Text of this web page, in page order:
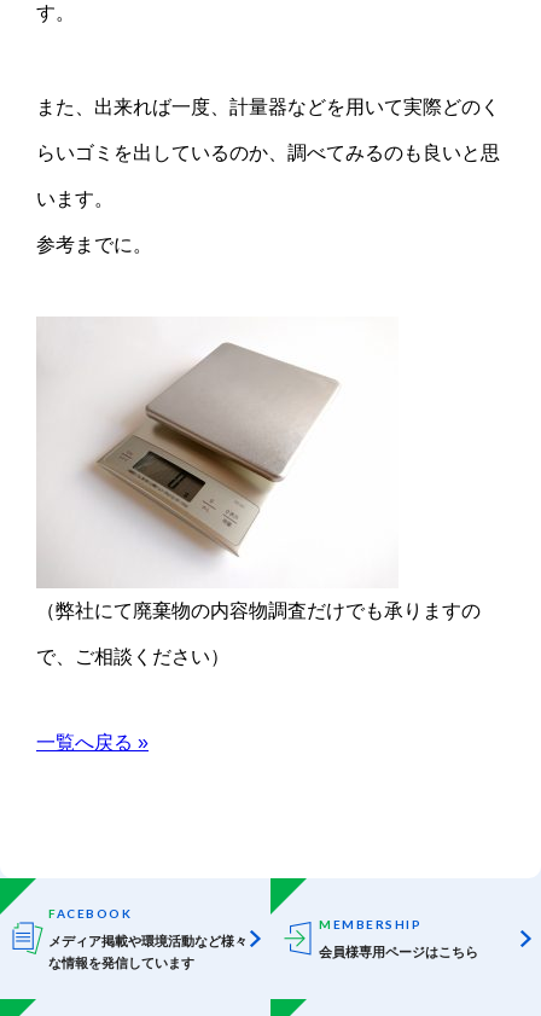
す。
また、出来れば一度、計量器などを用いて実際どのく
らいゴミを出しているのか、調べてみるのも良いと思
います。
参考までに。
（弊社にて廃棄物の内容物調査だけでも承りますの
で、ご相談ください）
一覧へ戻る »
FACEBOOK
メディア掲載や環境活動など様々
な情報を発信しています
M EMBERSHIP
会員様専用ページはこちら